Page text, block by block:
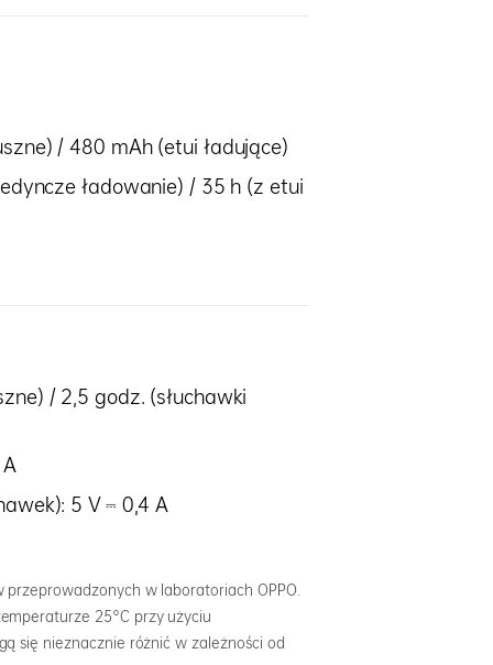
/ 480 mAh (etui ładujące)
ładowanie) / 35 h (z etui
/ 2,5 godz. (słuchawki
5 V ⎓ 0,4 A
w laboratoriach OPPO.
25°C przy użyciu
się nieznacznie różnić w zależności od